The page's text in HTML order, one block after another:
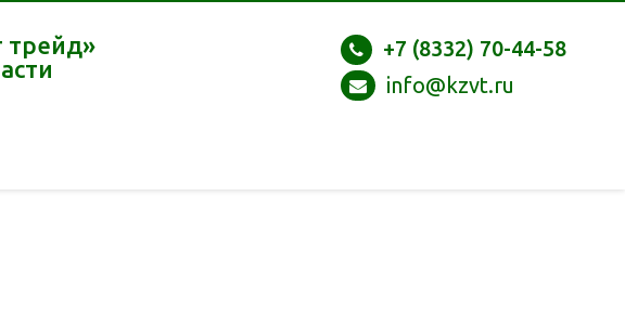
трейд»
+7 (8332) 70-44-58
info@kzvt.ru